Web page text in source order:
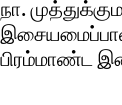
நா.
பிரம்மாண்ட